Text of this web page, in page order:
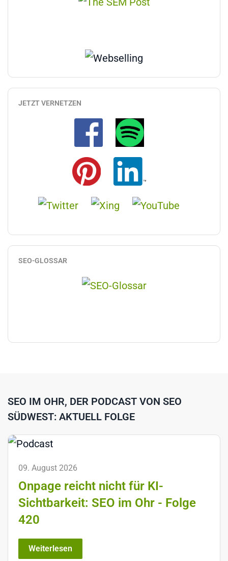
JETZT VERNETZEN
SEO-GLOSSAR
SEO IM OHR, DER PODCAST VON SEO
SÜDWEST: AKTUELL FOLGE
09. August 2026
Onpage reicht nicht für KI-
Sichtbarkeit: SEO im Ohr - Folge
420
Weiterlesen